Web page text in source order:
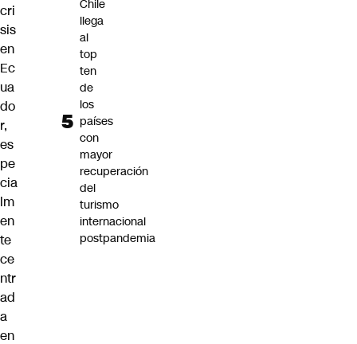
cri
sis
en
Ec
ua
do
r,
es
pe
cia
lm
en
te
ce
ntr
ad
a
en
Chile
llega
al
top
ten
de
los
países
con
mayor
recuperación
del
turismo
internacional
postpandemia